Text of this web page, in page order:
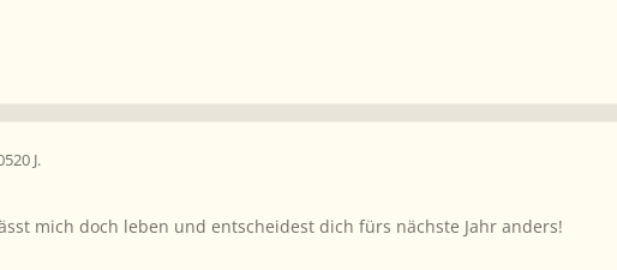
20 J.
mich doch leben und entscheidest dich fürs nächste Jahr anders!